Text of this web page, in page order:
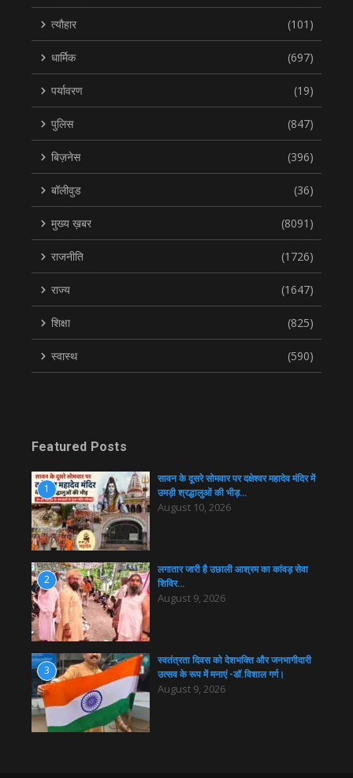
त्यौहार (101)
धार्मिक (697)
पर्यावरण (19)
पुलिस (847)
बिज़नेस (396)
बॉलीवुड (36)
मुख्य ख़बर (8091)
राजनीति (1726)
राज्य (1647)
शिक्षा (825)
स्वास्थ (590)
Featured Posts
1
सावन के दूसरे सोमवार पर दक्षेश्वर महादेव मंदिर में
उमड़ी श्रद्धालुओं की भीड़…
August 10, 2026
2
लगातार जारी है उछाली आश्रम का कांवड़ सेवा
शिविर…
August 9, 2026
3
स्वतंत्रता दिवस को देशभक्ति और जनभागीदारी
उत्सव के रूप में मनाएं -डॉ.विशाल गर्ग।
August 9, 2026